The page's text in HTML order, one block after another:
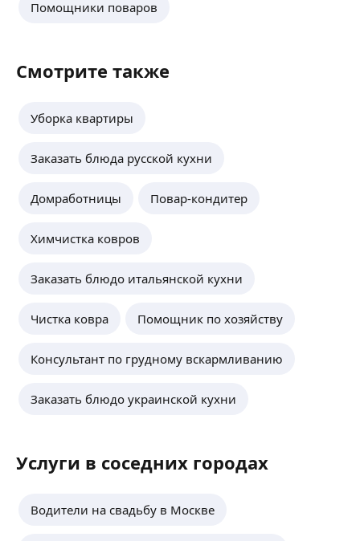
Помощники поваров
Смотрите также
Уборка квартиры
Заказать блюда русской кухни
Домработницы Повар-кондитер
Химчистка ковров
Заказать блюдо итальянской кухни
Чистка ковра Помощник по хозяйству
Консультант по грудному вскармливанию
Заказать блюдо украинской кухни
Услуги в соседних городах
Водители на свадьбу в Москве